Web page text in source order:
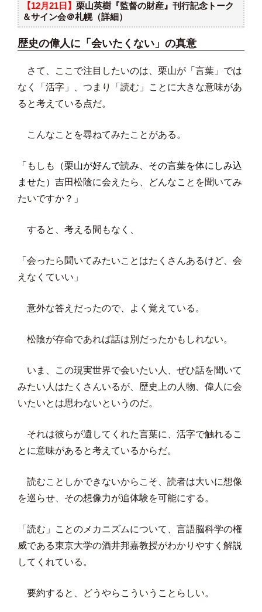
【12月21日】 栗山英樹『監督の財産』刊行記念トーク
＆サイン会＠札幌（詳細）
歴史の偉人に「会いたくない」の真意
さて、ここで注目したいのは、栗山が「言葉」では
なく「活字」、つまり「読む」ことに大きな意味があ
ると考えている点だ。
こんなことを尋ねてみたことがある。
「もしも
（栗山が好んで読み、その言葉を体にしみ込
ませた） 吉田松陰に会えたら、どんなことを聞いてみ
たいですか？」
すると、考える間もなく、
「会ったら聞いてみたいことはたくさんあるけど、会
えなくていい」
意外な答えだったので、よく覚えている。
松陰が存命であれば話は別だったかもしれない。
いま、この現実世界で会いたい人、ぜひ話を聞いて
みたい人はたくさんいるが、歴史上の人物、偉人に会
いたいとは思わないというのだ。
それは彼らが遺してくれた言葉に、活字で触れるこ
とに意味があると考えているからだ。
読むことしかできないからこそ、読者は大いに想像
を巡らせ、その想像力が追体験を可能にする。
「読む」ことのメカニズムについて、言語脳科学の権
威である東京大学の酒井邦嘉教授がわかりやすく解説
してくれている。
要約すると、どうやらこういうことらしい。